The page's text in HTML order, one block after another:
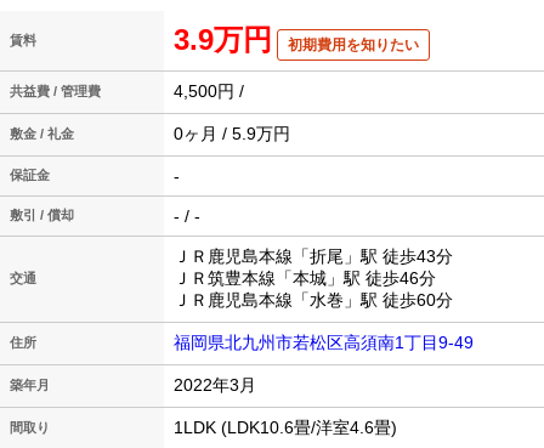
賃料 3.9万円 初期費用を知りたい
共益費 / 管理費 4,500円 /
敷金 / 礼金 0ヶ月 / 5.9万円
保証金 -
敷引 / 償却 - / -
交通
ＪＲ鹿児島本線「折尾」駅 徒歩43分
ＪＲ筑豊本線「本城」駅 徒歩46分
ＪＲ鹿児島本線「水巻」駅 徒歩60分
住所 福岡県北九州市若松区高須南1丁目9-49
築年月 2022年3月
間取り 1LDK (LDK10.6畳/洋室4.6畳)